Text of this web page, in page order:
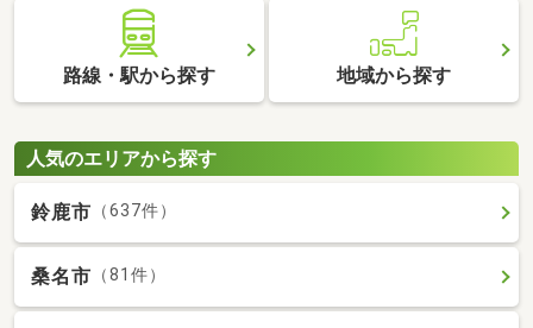
路線・駅から探す 地域から探す
人気のエリアから探す
鈴鹿市 （637件）
桑名市 （81件）